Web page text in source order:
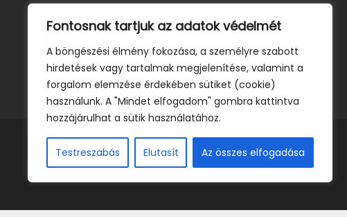
Fontosnak tartjuk az adatok védelmét
A böngészési élmény fokozása, a személyre szabott
hirdetések vagy tartalmak megjelenítése, valamint a
forgalom elemzése érdekében sütiket (cookie)
használunk. A "Mindet elfogadom" gombra kattintva
hozzájárulhat a sütik használatához.
Testreszabás Elutasít Az összes elfogadása